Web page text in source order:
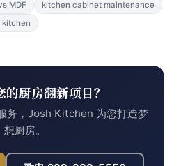
MDF
kitchen cabinet maintenance
kitchen
的厨房翻新项目？
务，Josh Kitchen 为您打造梦
想厨房。